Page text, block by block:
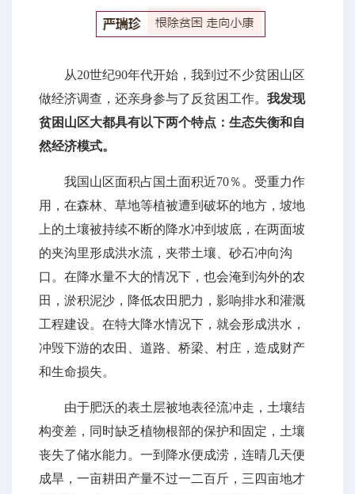
从20世纪90年代开始，我到过不少贫困山区
做经济调查，还亲身参与了反贫困工作。我发现
贫困山区大都具有以下两个特点：生态失衡和自
然经济模式。
我国山区面积占国土面积近70％。受重力作
用，在森林、草地等植被遭到破坏的地方，坡地
上的土壤被持续不断的降水冲到坡底，在两面坡
的夹沟里形成洪水流，夹带土壤、砂石冲向沟
口。在降水量不大的情况下，也会淹到沟外的农
田，淤积泥沙，降低农田肥力，影响排水和灌溉
工程建设。在特大降水情况下，就会形成洪水，
冲毁下游的农田、道路、桥梁、村庄，造成财产
和生命损失。
由于肥沃的表土层被地表径流冲走，土壤结
构变差，同时缺乏植物根部的保护和固定，土壤
丧失了储水能力。一到降水便成涝，连晴几天便
成旱，一亩耕田产量不过一二百斤，三四亩地才